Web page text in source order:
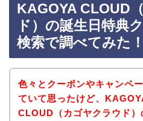
KAGOYA CLOUD
ド）の誕生日特典
検索で調べてみた！
色々とクーポンやキャンペ
ていて思ったけど、
CLOUD（カゴヤクラウド）